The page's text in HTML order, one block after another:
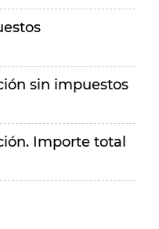
sin impuestos
Importe total